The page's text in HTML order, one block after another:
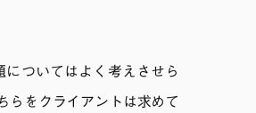
ついてはよく考えさせら
らをクライアントは求めて